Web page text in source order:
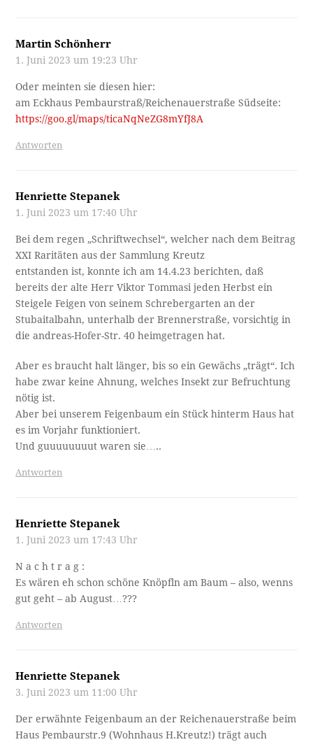
Martin Schönherr
1. Juni 2023 um 19:23 Uhr
Oder meinten sie diesen hier:
am Eckhaus Pembaurstraß/Reichenauerstraße Südseite:
https://goo.gl/maps/ticaNqNeZG8mYfJ8A
Antworten
Henriette Stepanek
1. Juni 2023 um 17:40 Uhr
Bei dem regen „Schriftwechsel“, welcher nach dem Beitrag
XXI Raritäten aus der Sammlung Kreutz
entstanden ist, konnte ich am 14.4.23 berichten, daß
bereits der alte Herr Viktor Tommasi jeden Herbst ein
Steigele Feigen von seinem Schrebergarten an der
Stubaitalbahn, unterhalb der Brennerstraße, vorsichtig in
die andreas-Hofer-Str. 40 heimgetragen hat.
Aber es braucht halt länger, bis so ein Gewächs „trägt“. Ich
habe zwar keine Ahnung, welches Insekt zur Befruchtung
nötig ist.
Aber bei unserem Feigenbaum ein Stück hinterm Haus hat
es im Vorjahr funktioniert.
Und guuuuuuuut waren sie…..
Antworten
Henriette Stepanek
1. Juni 2023 um 17:43 Uhr
N a c h t r a g :
Es wären eh schon schöne Knöpfln am Baum – also, wenns
gut geht – ab August…???
Antworten
Henriette Stepanek
3. Juni 2023 um 11:00 Uhr
Der erwähnte Feigenbaum an der Reichenauerstraße beim
Haus Pembaurstr.9 (Wohnhaus H.Kreutz!) trägt auch